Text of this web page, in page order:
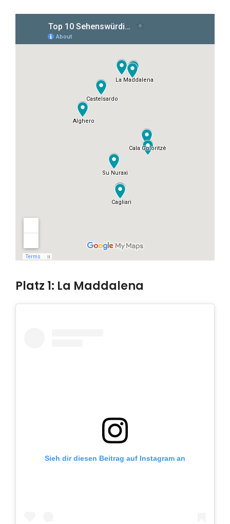
Platz 1: La Maddalena
Sieh dir diesen Beitrag auf Instagram an